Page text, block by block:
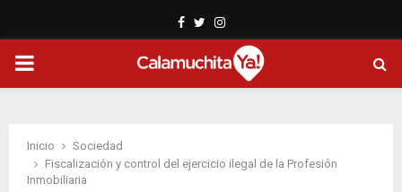
Facebook
TwitterInstagram
PRIMARY
Inicio
Sociedad
Fiscalización y control del ejercicio ilegal de la Profesión
Inmobiliaria